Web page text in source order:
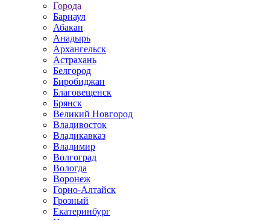
Города
Барнаул
Абакан
Анадырь
Архангельск
Астрахань
Белгород
Биробиджан
Благовещенск
Брянск
Великий Новгород
Владивосток
Владикавказ
Владимир
Волгоград
Вологда
Воронеж
Горно-Алтайск
Грозный
Екатеринбург